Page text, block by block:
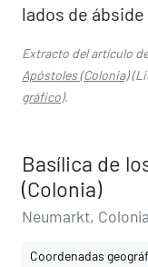
lados de
Extracto del artículo
Apóstoles (Colonia)
gráfico).
Basílica de
(Colonia)
Neumarkt,
Coordenadas